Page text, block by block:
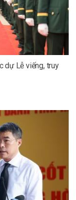
dự Lễ viếng, truy